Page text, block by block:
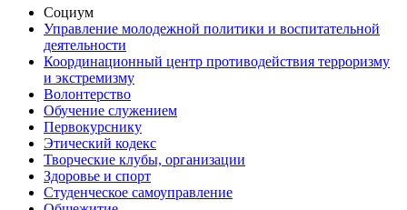
Социум
Управление молодежной политики и воспитательной
деятельности
Координационный центр противодействия терроризму
и экстремизму
Волонтерство
Обучение служением
Первокурснику
Этический кодекс
Творческие клубы, организации
Здоровье и спорт
Студенческое самоуправление